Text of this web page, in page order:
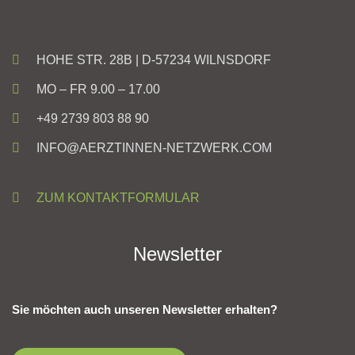
HOHE STR. 28B | D-57234 WILNSDORF
MO – FR 9.00 – 17.00
+49 2739 803 88 90
INFO@AERZTINNEN-NETZWERK.COM
ZUM KONTAKTFORMULAR
Newsletter
Sie möchten auch unseren Newsletter erhalten?